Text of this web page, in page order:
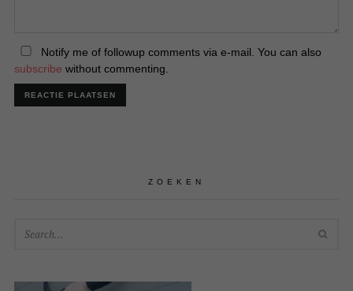
Notify me of followup comments via e-mail. You can also
subscribe without commenting.
ZOEKEN